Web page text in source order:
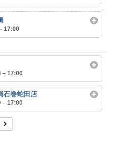
17:00
– 17:00
石巻蛇田店
– 17:00